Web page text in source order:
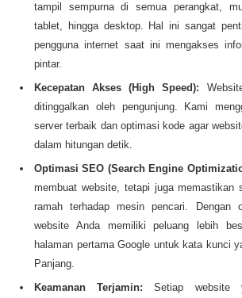
tampil sempurna di semua perangkat,
tablet, hingga desktop. Hal ini sangat
pengguna internet saat ini mengakses
pintar.
Kecepatan Akses (High Speed):
ditinggalkan oleh pengunjung. Kami
server terbaik dan optimasi kode agar
dalam hitungan detik.
Optimasi SEO (Search Engine
membuat website, tetapi juga memastikan
ramah terhadap mesin pencari. Dengan
website Anda memiliki peluang lebih
halaman pertama Google untuk kata kunci
Panjang.
Keamanan Terjamin: Setiap website